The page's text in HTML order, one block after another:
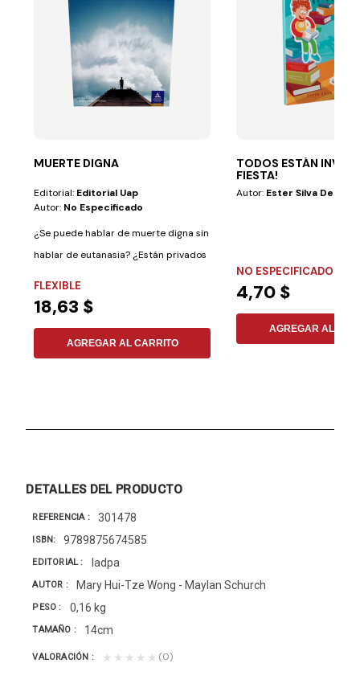
MUERTE DIGNA
Editorial: Editorial Uap
Autor: No Especificado
¿Se puede hablar de muerte digna sin
hablar de eutanasia? ¿Están privados
FLEXIBLE
18,63 $
AGREGAR AL CARRITO
TODOS ESTÁN
FIESTA!
Autor: Ester Silva De
NO ESPECIFICADO
4,70 $
AGREGAR AL
DETALLES DEL PRODUCTO
REFERENCIA 301478
ISBN 9789875674585
EDITORIAL Iadpa
AUTOR Mary Hui-Tze Wong - Maylan Schurch
PESO 0,16 kg
TAMAÑO 14cm
VALORACIÓN ★★★★★ (0)